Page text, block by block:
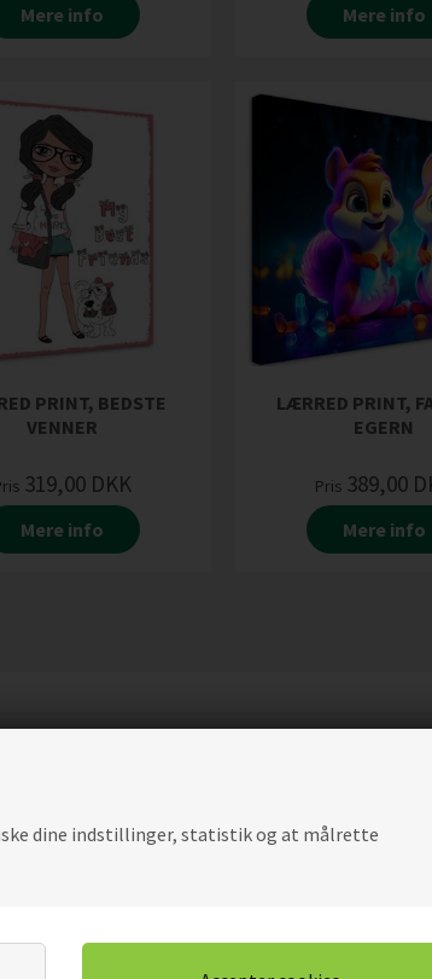
dine indstillinger, statistik og at målrette
Mere info Mere info
PRINT, BEDSTE
VENNER
319,00 DKK
Mere info
LÆRRED PRINT,
EGERN
Pris 389,00
Mere info